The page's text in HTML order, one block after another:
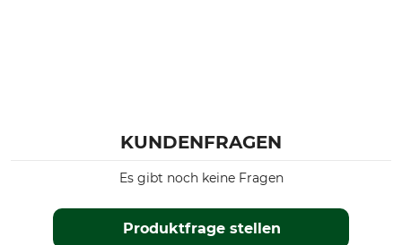
KUNDENFRAGEN
Produktfrage stellen
Es gibt noch keine Fragen